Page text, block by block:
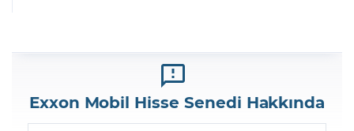
Exxon Mobil Hisse Senedi Hakkında